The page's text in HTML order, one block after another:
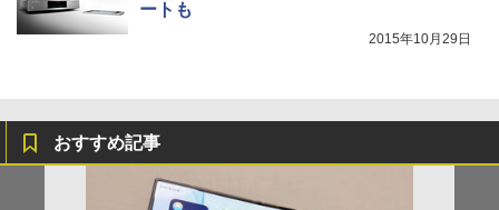
ートも
2015年10月29日
おすすめ記事